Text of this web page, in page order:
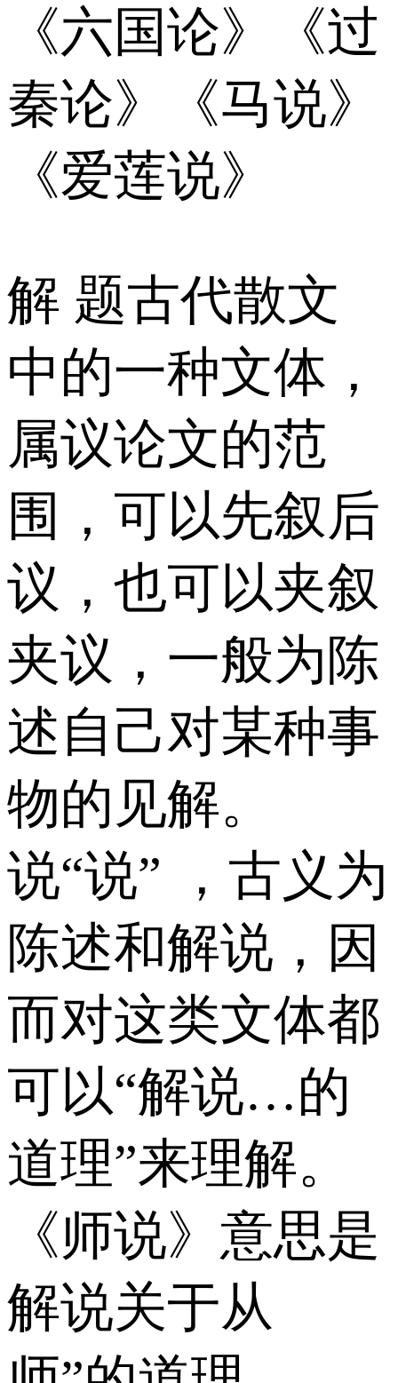
《六国论》《过
秦论》《马说》
《爱莲说》
解 题古代散文
中的一种文体，
属议论文的范
围，可以先叙后
议，也可以夹叙
夹议，一般为陈
述自己对某种事
物的见解。
说“说” ，古义为
陈述和解说，因
而对这类文体都
可以“解说…的
道理”来理解。
《师说》意思是
解说关于从